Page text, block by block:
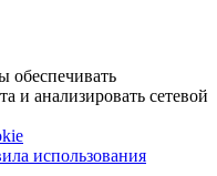
обеспечивать
и анализировать сетевой
использования